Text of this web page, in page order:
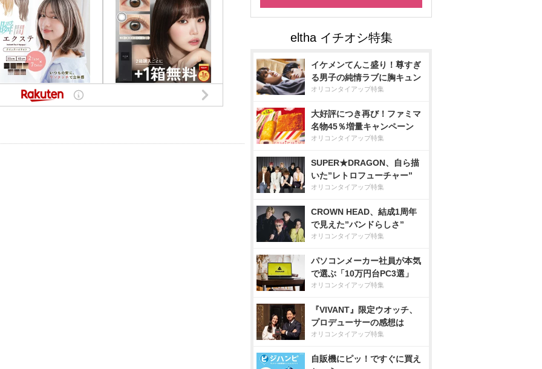
イケメンてんこ盛り！尊すぎ
る男子の純情ラブに胸キュン
オリコンタイアップ特集
大好評につき再び！ファミマ
名物45％増量キャンペーン
オリコンタイアップ特集
SUPER★DRAGON、自ら描
いた”レトロフューチャー”
オリコンタイアップ特集
CROWN HEAD、結成1周年
で見えた”バンドらしさ”
オリコンタイアップ特集
パソコンメーカー社員が本気
で選ぶ「10万円台PC3選」
オリコンタイアップ特集
『VIVANT』限定ウオッチ、
プロデューサーの感想は
オリコンタイアップ特集
自販機にピッ！ですぐに買え